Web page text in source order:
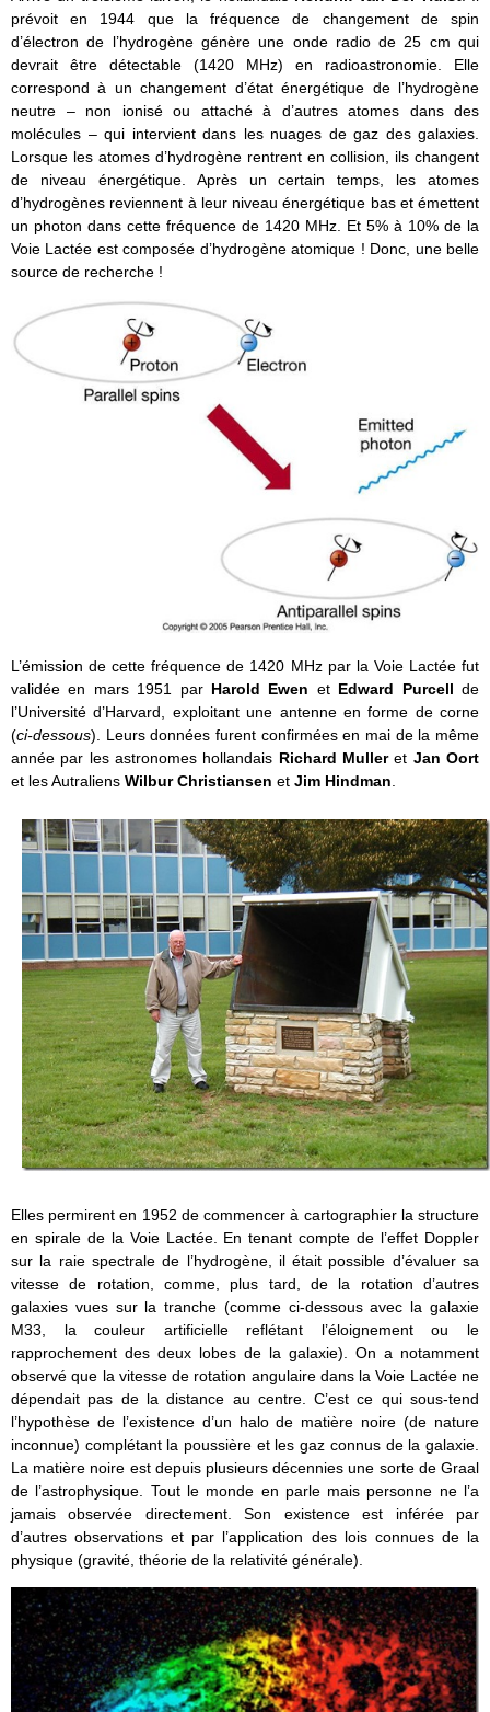
prévoit en 1944 que la fréquence de changement de spin
d’électron de l’hydrogène génère une onde radio de 25 cm qui
devrait être détectable (1420 MHz) en radioastronomie. Elle
correspond à un changement d’état énergétique de l’hydrogène
neutre – non ionisé ou attaché à d’autres atomes dans des
molécules – qui intervient dans les nuages de gaz des galaxies.
Lorsque les atomes d’hydrogène rentrent en collision, ils changent
de niveau énergétique. Après un certain temps, les atomes
d’hydrogènes reviennent à leur niveau énergétique bas et émettent
un photon dans cette fréquence de 1420 MHz. Et 5% à 10% de la
Voie Lactée est composée d’hydrogène atomique ! Donc, une belle
source de recherche !
L’émission de cette fréquence de 1420 MHz par la Voie Lactée fut
validée en mars 1951 par Harold Ewen et Edward Purcellde
l’Université d’Harvard, exploitant une antenne en forme de corne
(ci-dessous). Leurs données furent confirmées en mai de la même
année par les astronomes hollandais Richard Mulleret Jan Oort
et les Autraliens Wilbur Christiansen et Jim Hindman
Elles permirent en 1952 de commencer à cartographier la structure
en spirale de la Voie Lactée. En tenant compte de l’effet Doppler
sur la raie spectrale de l’hydrogène, il était possible d’évaluer sa
vitesse de rotation, comme, plus tard, de la rotation d’autres
galaxies vues sur la tranche (comme ci-dessous avec la galaxie
M33, la couleur artificielle reflétant l’éloignement ou le
rapprochement des deux lobes de la galaxie). On a notamment
observé que la vitesse de rotation angulaire dans la Voie Lactée ne
dépendait pas de la distance au centre. C’est ce qui sous-tend
l’hypothèse de l’existence d’un halo de matière noire (de nature
inconnue) complétant la poussière et les gaz connus de la galaxie.
La matière noire est depuis plusieurs décennies une sorte de Graal
de l’astrophysique. Tout le monde en parle mais personne ne l’a
jamais observée directement. Son existence est inférée par
d’autres observations et par l’application des lois connues de la
physique (gravité, théorie de la relativité générale).